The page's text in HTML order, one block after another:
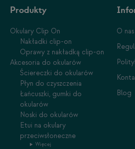
Produkty
Okulary Clip On
Nakładki clip-on
Oprawy z nakładką clip-on
Akcesoria do okularów
Ściereczki do okularów
Płyn do czyszczenia
Łańcuszki, gumki do
okularów
Noski do okularów
Etui na okulary
przeciwsłoneczne
Więcej
O nas
Blog